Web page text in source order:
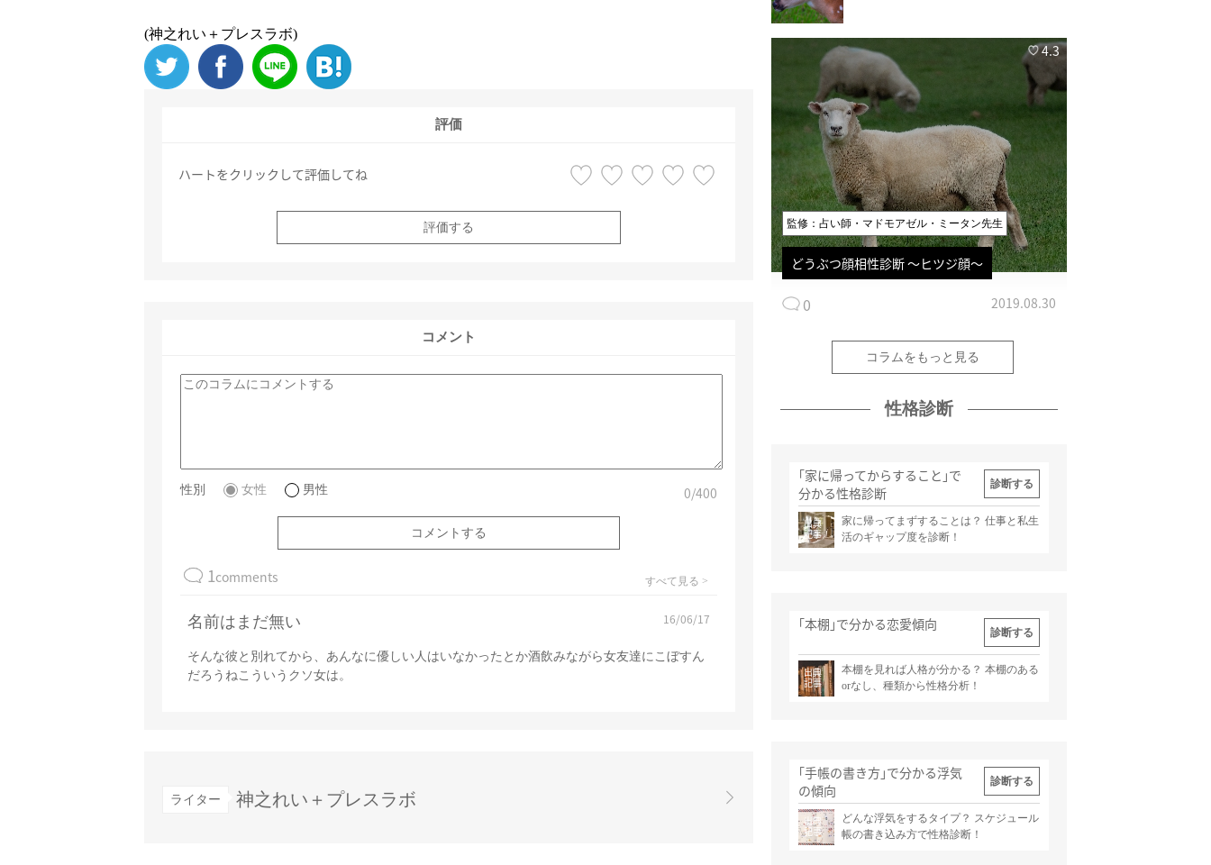
(神之れい＋プレスラボ)
評価
ハートをクリックして評価してね
評価する
コメント
性別 女性 男性 0/400
1comments すべて見る >
名前はまだ無い 16/06/17
そんな彼と別れてから、あんなに優しい人はいなかったとか酒飲みながら女友達にこぼすん
だろうねこういうクソ女は。
ライター 神之れい＋プレスラボ
4.3
監修：占い師・マドモアゼル・ミータン先生
どうぶつ顔相性診断 〜ヒツジ顔〜
0 2019.08.30
コラムをもっと見る
性格診断
｢家に帰ってからすること｣で
分かる性格診断
診断する
出典
記事
家に帰ってまずすることは？ 仕事と私生
活のギャップ度を診断！
｢本棚｣で分かる恋愛傾向 診断する
出典
記事
本棚を見れば人格が分かる？ 本棚のある
orなし、種類から性格分析！
｢手帳の書き方｣で分かる浮気
の傾向
診断する
出典
記事
どんな浮気をするタイプ？ スケジュール
帳の書き込み方で性格診断！